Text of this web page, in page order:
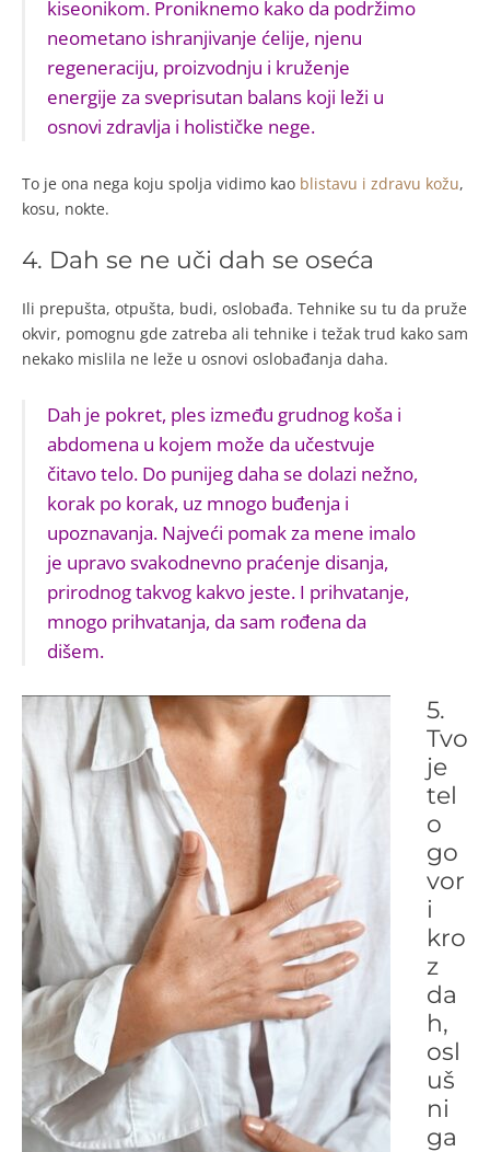
kiseonikom. Proniknemo kako da podržimo
neometano ishranjivanje ćelije, njenu
regeneraciju, proizvodnju i kruženje
energije za sveprisutan balans koji leži u
osnovi zdravlja i holističke nege.
To je ona nega koju spolja vidimo kao blistavu i zdravu kožu,
kosu, nokte.
4. Dah se ne uči dah se oseća
Ili prepušta, otpušta, budi, oslobađa. Tehnike su tu da pruže
okvir, pomognu gde zatreba ali tehnike i težak trud kako sam
nekako mislila ne leže u osnovi oslobađanja daha.
Dah je pokret, ples između grudnog koša i
abdomena u kojem može da učestvuje
čitavo telo. Do punijeg daha se dolazi nežno,
korak po korak, uz mnogo buđenja i
upoznavanja. Najveći pomak za mene imalo
je upravo svakodnevno praćenje disanja,
prirodnog takvog kakvo jeste. I prihvatanje,
mnogo prihvatanja, da sam rođena da
dišem.
5.
Tvo
je
tel
o
go
vor
i
kro
z
da
h,
osl
uš
ni
ga